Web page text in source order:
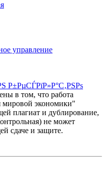
управление
в том, что работа
мировой экономики"
плагиат и дублирование,
не может
сдаче и защите.